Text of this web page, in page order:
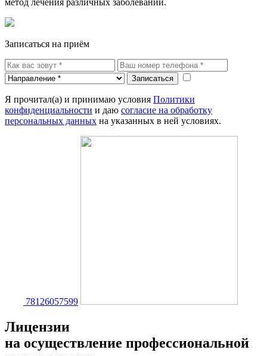
Записаться на приём
Записаться
Я прочитал(а) и принимаю условия Политики
конфиденциальности и даю согласие на обработку
персональных данных на указанных в ней условиях.
78126057599
Лицензии
на осуществление профессиональной